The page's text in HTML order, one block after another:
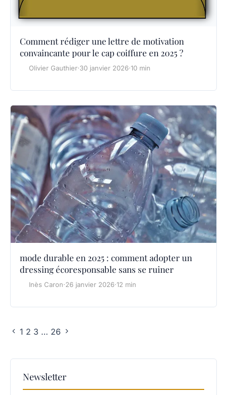
Comment rédiger une lettre de motivation
convaincante pour le cap coiffure en 2025 ?
Olivier Gauthier·30 janvier 2026·10 min
mode durable en 2025 : comment adopter un
dressing écoresponsable sans se ruiner
Inès Caron·26 janvier 2026·12 min
1 2 3 … 26
Newsletter